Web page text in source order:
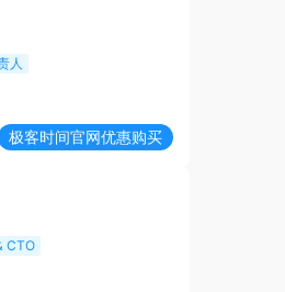
人
极客时间官网优惠购买
CTO